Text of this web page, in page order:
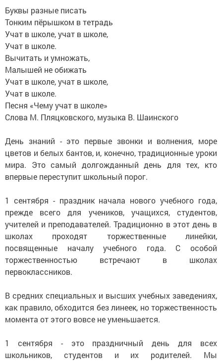
Буквы разные писать
Тонким пёрышком в тетрадь
Учат в школе, учат в школе,
Учат в школе.
Вычитать и умножать,
Малышей не обижать
Учат в школе, учат в школе,
Учат в школе.
Песня «Чему учат в школе»
Слова М. Пляцковского, музыка В. Шаинского
День знаний - это первые звонки и волнения, море
цветов и белых бантов, и, конечно, традиционные уроки
мира. Это самый долгожданный день для тех, кто
впервые переступит школьный порог.
1 сентября - праздник начала нового учебного года,
прежде всего для учеников, учащихся, студентов,
учителей и преподавателей. Традиционно в этот день в
школах проходят торжественные линейки,
посвященные началу учебного года. С особой
торжественностью встречают в школах
первоклассников.
В средних специальных и высших учебных заведениях,
как правило, обходится без линеек, но торжественность
момента от этого вовсе не уменьшается.
1 сентября - это праздничный день для всех
школьников, студентов и их родителей. Мы